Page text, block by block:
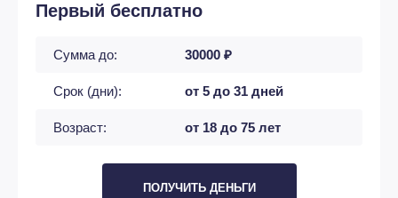
Первый бесплатно
Сумма до: 30000 ₽
Срок (дни): от 5 до 31 дней
Возраст: от 18 до 75 лет
ПОЛУЧИТЬ ДЕНЬГИ